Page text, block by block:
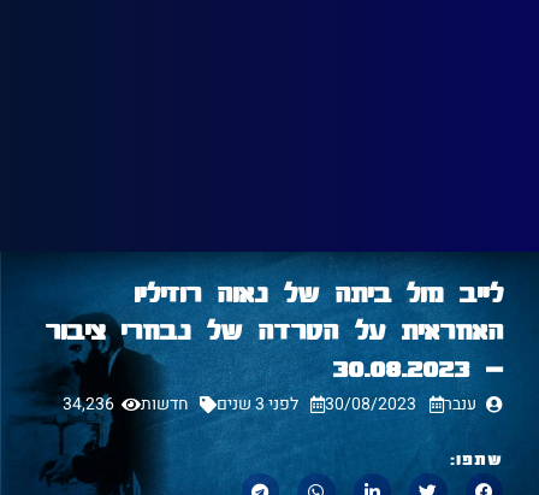
לייב מול ביתה של נאוה רוזיליו
האחראית על הטרדה של נבחרי ציבור
– 30.08.2023
ענבר 30/08/2023 לפני 3 שנים חדשות 34,236
שתפו: